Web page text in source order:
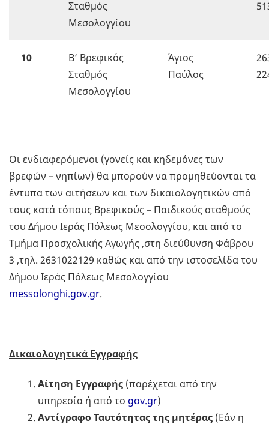
Σταθμός
Μεσολογγίου
10
Β’ Βρεφικός
Σταθμός
Μεσολογγίου
Άγιος
Παύλος
Οι ενδιαφερόμενοι (γονείς και κηδεμόνες των
βρεφών – νηπίων) θα μπορούν να προμηθεύονται τα
έντυπα των αιτήσεων και των δικαιολογητικών από
τους κατά τόπους Βρεφικούς – Παιδικούς σταθμούς
του Δήμου Ιεράς Πόλεως Μεσολογγίου, και από το
Τμήμα Προσχολικής Αγωγής ,στη διεύθυνση Φάβρου
3 ,τηλ. 2631022129 καθώς και από την ιστοσελίδα του
Δήμου Ιεράς Πόλεως Μεσολογγίου
messolonghi.gov.gr.
Δικαιολογητικά Εγγραφής
Αίτηση Εγγραφής (παρέχεται από την
υπηρεσία ή από το gov.gr)
Αντίγραφο Ταυτότητας της μητέρας (Εάν η